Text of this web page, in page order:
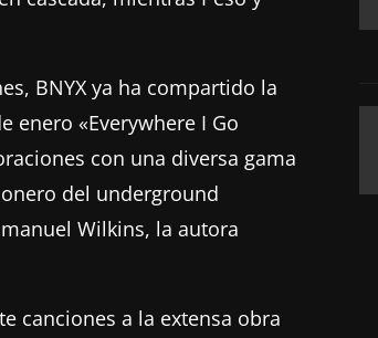
BNYX ya ha compartido la
enero «Everywhere I Go
con una diversa gama
del underground
Wilkins, la autora
canciones a la extensa obra